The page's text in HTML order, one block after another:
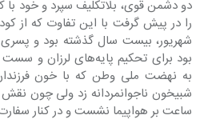
را در پیش گرفت با این تفاوت که از
شهریور، بیست سال گذشته بود و
به نهضت ملی وطن که با خون
شبیخون ناجوانمردانه زد ولی چون نقش
ساعت بر هواپیما نشست و در کنار